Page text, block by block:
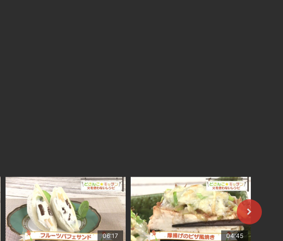
06:17 04:45